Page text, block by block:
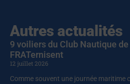
Autres actualités
9 voiliers du Club Nautique
FRATernisent
12 juillet 2026
Comme souvent une journée maritime